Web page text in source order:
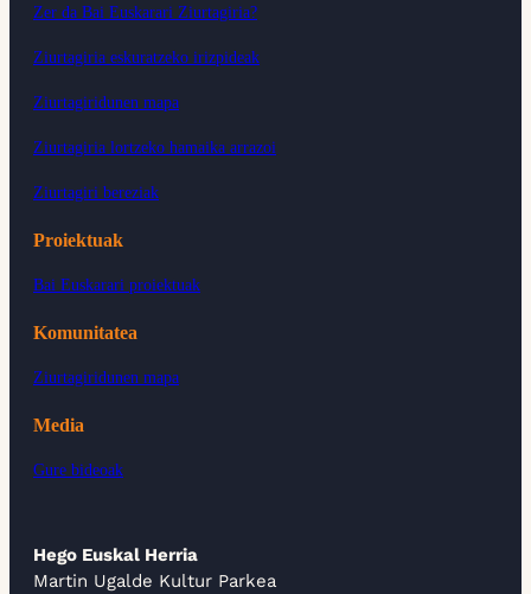
Zer da Bai Euskarari Ziurtagiria?
Ziurtagiria eskuratzeko irizpideak
Ziurtagiridunen mapa
Ziurtagiria lortzeko hamaika arrazoi
Ziurtagiri bereziak
Proiektuak
Bai Euskarari proiektuak
Komunitatea
Ziurtagiridunen mapa
Media
Gure bideoak
Hego Euskal Herria
Martin Ugalde Kultur Parkea